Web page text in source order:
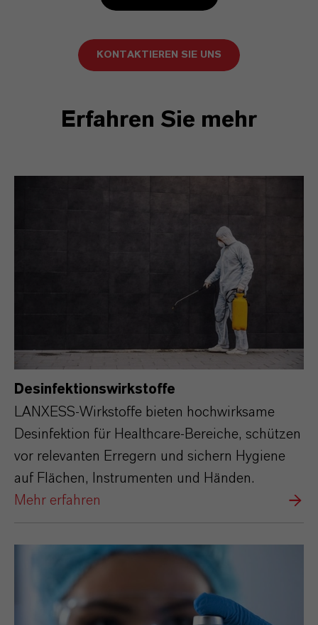
KONTAKTIEREN SIE UNS
Erfahren Sie mehr
Desinfektionswirkstoffe
LANXESS‑Wirkstoffe bieten hochwirksame
Desinfektion für Healthcare‑Bereiche, schützen
vor relevanten Erregern und sichern Hygiene
auf Flächen, Instrumenten und Händen.
Mehr erfahren